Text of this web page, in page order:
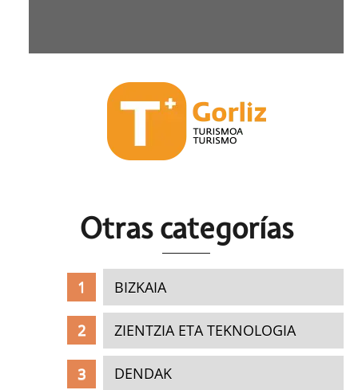
Otras categorías
BIZKAIA
ZIENTZIA ETA TEKNOLOGIA
DENDAK